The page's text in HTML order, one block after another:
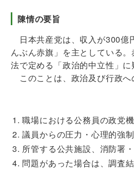
陳情の要旨
日本共産党は、収入が300億
んぶん赤旗」を主としている
法で定める「政治的中立性」に
このことは、政治及び行政へ
職場における公務員の政党
議員からの圧力・心理的強
所管する公共施設、消防署
問題があった場合は、調査